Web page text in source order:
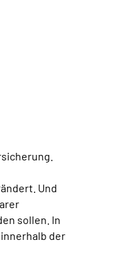
Und
sollen. In
der